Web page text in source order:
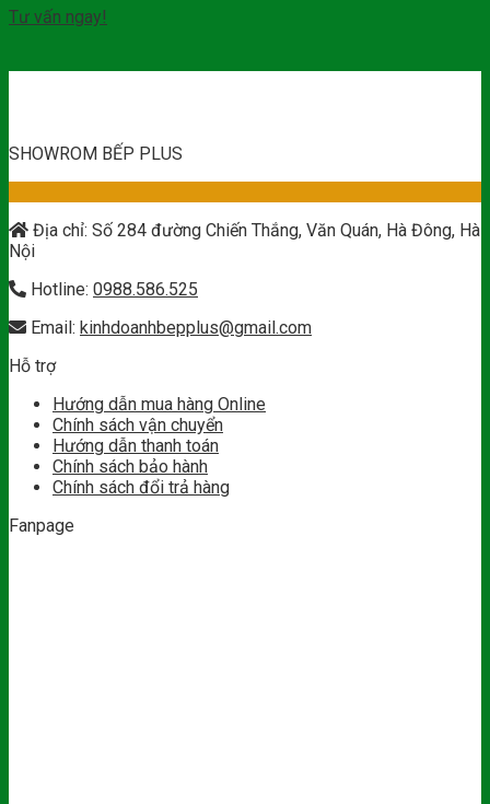
Tư vấn ngay!
SHOWROM BẾP PLUS
Địa chỉ: Số 284 đường Chiến Thắng, Văn Quán, Hà Đông, Hà
Nội
Hotline: 0988.586.525
Email: kinhdoanhbepplus@gmail.com
Hỗ trợ
Hướng dẫn mua hàng Online
Chính sách vận chuyển
Hướng dẫn thanh toán
Chính sách bảo hành
Chính sách đổi trả hàng
Fanpage